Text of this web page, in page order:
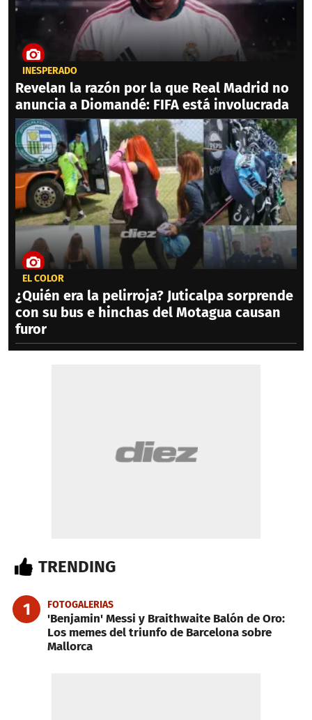
INESPERADO
Revelan la razón por la que Real Madrid no
anuncia a Diomandé: FIFA está involucrada
EL COLOR
¿Quién era la pelirroja? Juticalpa sorprende
con su bus e hinchas del Motagua causan
furor
TRENDING
1 FOTOGALERIAS
'Benjamin' Messi y Braithwaite Balón de Oro:
Los memes del triunfo de Barcelona sobre
Mallorca